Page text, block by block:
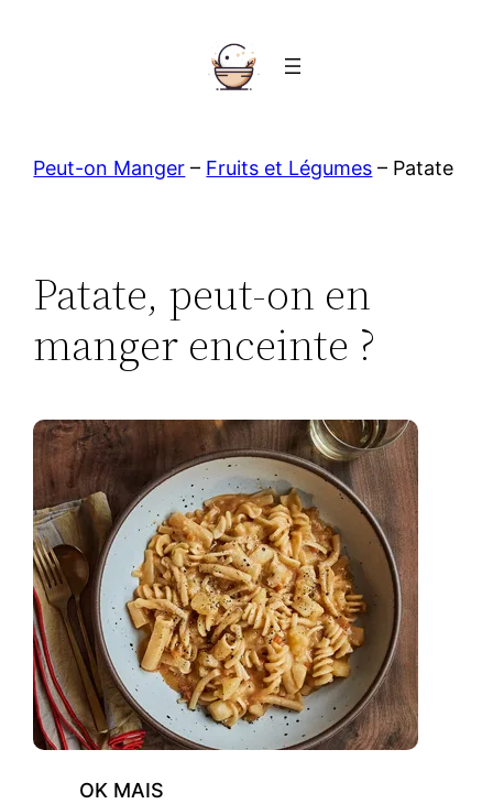
Peut-on Manger – Fruits et Légumes – Patate
Patate, peut-on en
manger enceinte ?
OK MAIS